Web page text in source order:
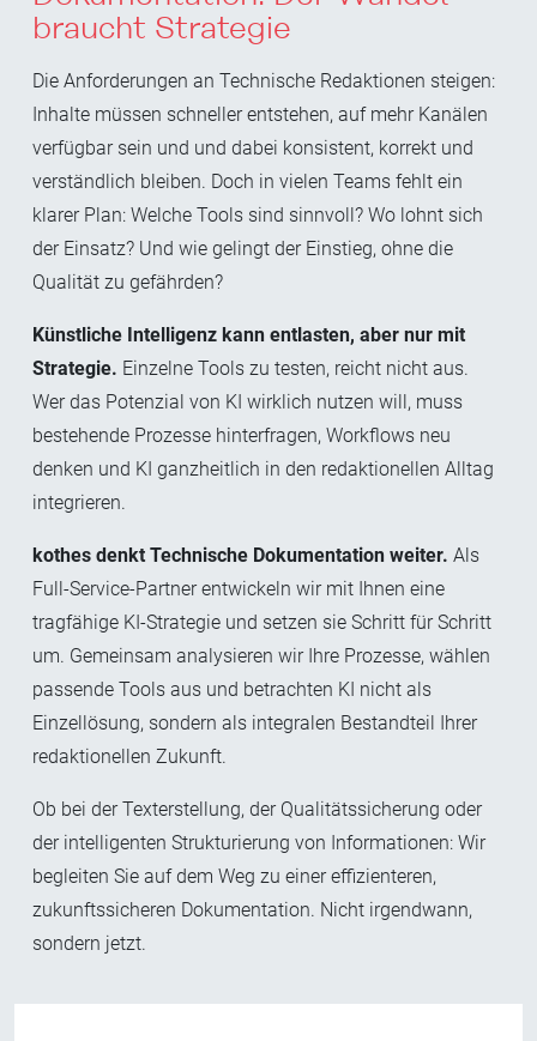
braucht Strategie
Die Anforderungen an Technische Redaktionen steigen:
Inhalte müssen schneller entstehen, auf mehr Kanälen
verfügbar sein und und dabei konsistent, korrekt und
verständlich bleiben. Doch in vielen Teams fehlt ein
klarer Plan: Welche Tools sind sinnvoll? Wo lohnt sich
der Einsatz? Und wie gelingt der Einstieg, ohne die
Qualität zu gefährden?
Künstliche Intelligenz kann entlasten, aber nur mit
Strategie. Einzelne Tools zu testen, reicht nicht aus.
Wer das Potenzial von KI wirklich nutzen will, muss
bestehende Prozesse hinterfragen, Workflows neu
denken und KI ganzheitlich in den redaktionellen Alltag
integrieren.
kothes denkt Technische Dokumentation weiter. Als
Full-Service-Partner entwickeln wir mit Ihnen eine
tragfähige KI-Strategie und setzen sie Schritt für Schritt
um. Gemeinsam analysieren wir Ihre Prozesse, wählen
passende Tools aus und betrachten KI nicht als
Einzellösung, sondern als integralen Bestandteil Ihrer
redaktionellen Zukunft.
Ob bei der Texterstellung, der Qualitätssicherung oder
der intelligenten Strukturierung von Informationen: Wir
begleiten Sie auf dem Weg zu einer effizienteren,
zukunftssicheren Dokumentation. Nicht irgendwann,
sondern jetzt.